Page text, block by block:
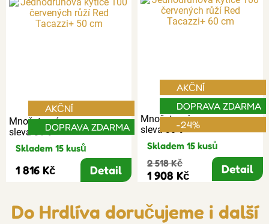
Množstevní
sleva 31%
AKČNÍ
DOPRAVA ZDARMA
Skladem 15 kusů
1 816 Kč Detail
Množstevní
sleva 30%
AKČNÍ
DOPRAVA ZDARMA
-24%
Skladem 15 kusů
2 518 Kč
1 908 Kč Detail
Do Hrdlíva doručujeme i další